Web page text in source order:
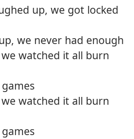
up, we got locked
we never had enough
watched it all burn
watched it all burn